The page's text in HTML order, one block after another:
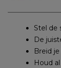
Stel de
De
Breid
Houd